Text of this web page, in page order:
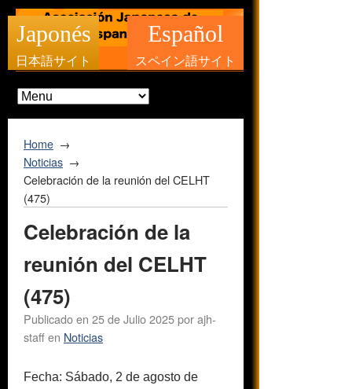
Japonés
日本語サイト
Español
スペイン語サイト
Home
Noticias
Celebración de la reunión del CELHT
(475)
Celebración de la
reunión del CELHT
(475)
Publicado en 25 de Julio 2025porajh-
staffen Noticias
Fecha: Sábado, 2 de agosto de